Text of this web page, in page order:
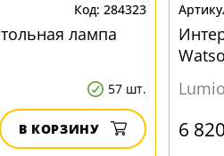
284323
лампа
57 шт.
В КОРЗИНУ 6